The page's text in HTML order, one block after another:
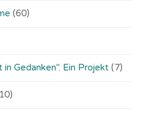
(60)
Gedanken". Ein Projekt (7)